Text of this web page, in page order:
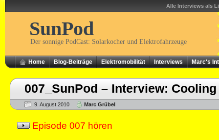
Alle Interviews als
SunPod
Der sonnige PodCast: Solarkocher und Elektrofahrzeuge
Home Blog-Beiträge Elektromobilität Interviews Marc's
007_SunPod – Interview:
9. August 2010 Marc Grübel
Episode 007 hören